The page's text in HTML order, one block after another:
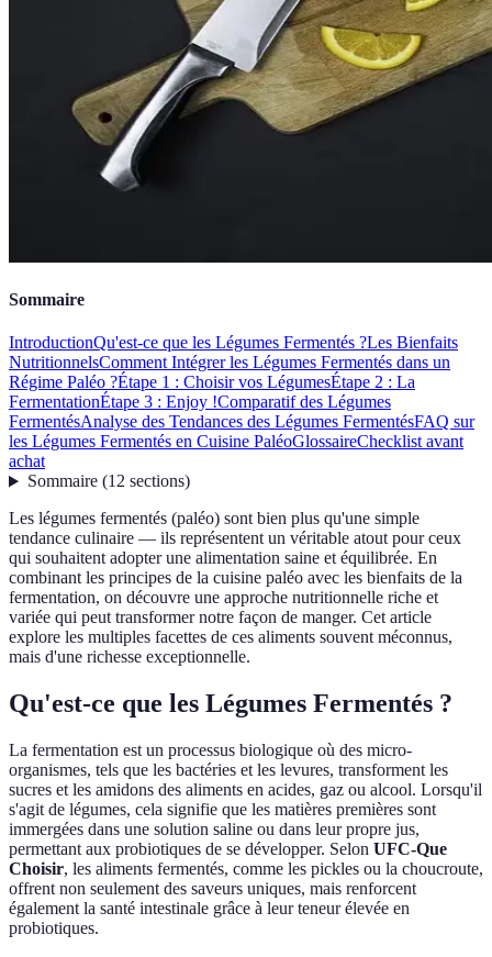
Sommaire
IntroductionQu'est-ce que les Légumes Fermentés ?Les Bienfaits
NutritionnelsComment Intégrer les Légumes Fermentés dans un
Régime Paléo ?Étape 1 : Choisir vos LégumesÉtape 2 : La
FermentationÉtape 3 : Enjoy !Comparatif des Légumes
FermentésAnalyse des Tendances des Légumes FermentésFAQ sur
les Légumes Fermentés en Cuisine PaléoGlossaireChecklist avant
achat
Sommaire(12 sections)
Les légumes fermentés (paléo) sont bien plus qu'une simple
tendance culinaire — ils représentent un véritable atout pour ceux
qui souhaitent adopter une alimentation saine et équilibrée. En
combinant les principes de la cuisine paléo avec les bienfaits de la
fermentation, on découvre une approche nutritionnelle riche et
variée qui peut transformer notre façon de manger. Cet article
explore les multiples facettes de ces aliments souvent méconnus,
mais d'une richesse exceptionnelle.
Qu'est-ce que les Légumes Fermentés ?
La fermentation est un processus biologique où des micro-
organismes, tels que les bactéries et les levures, transforment les
sucres et les amidons des aliments en acides, gaz ou alcool. Lorsqu'il
s'agit de légumes, cela signifie que les matières premières sont
immergées dans une solution saline ou dans leur propre jus,
permettant aux probiotiques de se développer. Selon UFC-Que
Choisir, les aliments fermentés, comme les pickles ou la choucroute,
offrent non seulement des saveurs uniques, mais renforcent
également la santé intestinale grâce à leur teneur élevée en
probiotiques.